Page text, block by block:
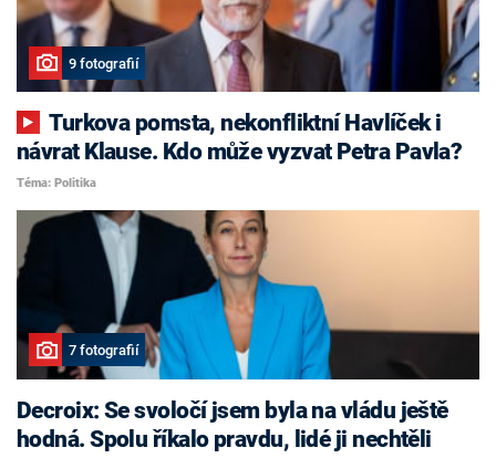
9 fotografií
Turkova pomsta, nekonfliktní Havlíček i
návrat Klause. Kdo může vyzvat Petra Pavla?
Téma: Politika
7 fotografií
Decroix: Se svoločí jsem byla na vládu ještě
hodná. Spolu říkalo pravdu, lidé ji nechtěli